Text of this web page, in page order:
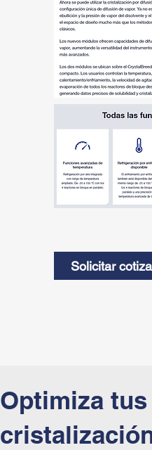
Solicitar
Optimiza